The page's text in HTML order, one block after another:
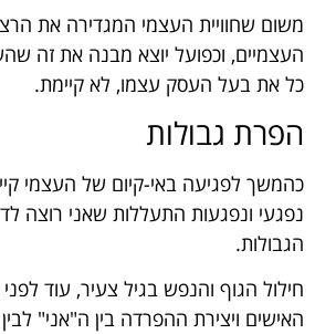
משום שחוויית העצמי המגדירה את
העצמיים, וכפועל יוצא מבנה את זה
כל את בעל העסק עצמו, לא קיימת.
הפרת גבולות
כהמשך לפגיעה באי-קיום של העצמי
נפגעי ונפגעות התעללות שאני רוצה
הגבולות.
חילול הגוף והנפש בגיל צעיר, עוד
האישים ויצירת ההפרדה בין ה"אני"